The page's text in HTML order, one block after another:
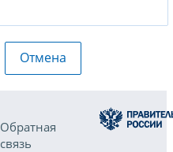
Отмена
Обратная
связь